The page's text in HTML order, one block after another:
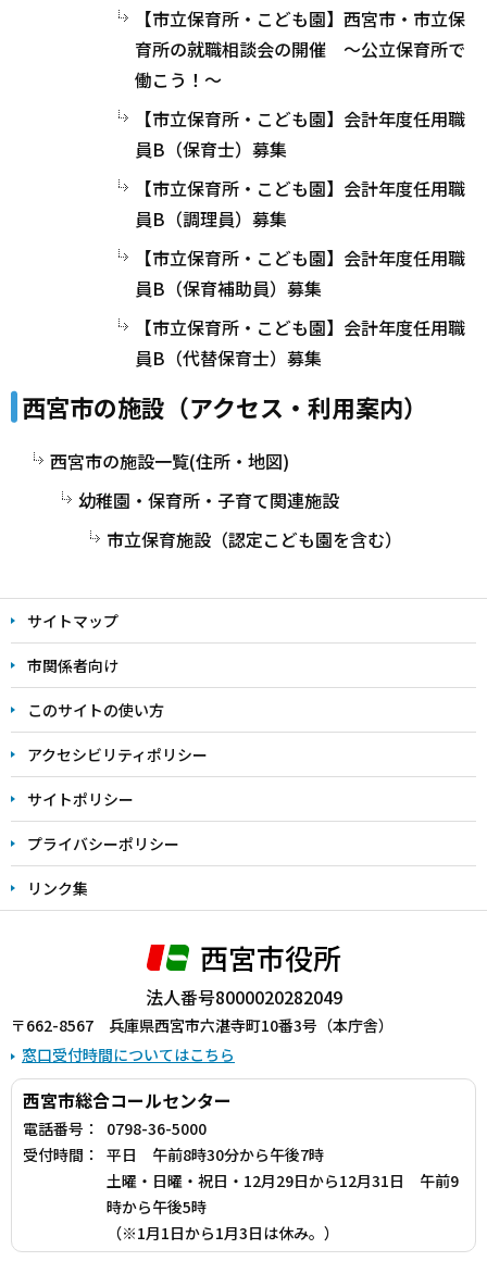
【市立保育所・こども園】西宮市・市立保
育所の就職相談会の開催 ～公立保育所で
働こう！～
【市立保育所・こども園】会計年度任用職
員B（保育士）募集
【市立保育所・こども園】会計年度任用職
員B（調理員）募集
【市立保育所・こども園】会計年度任用職
員B（保育補助員）募集
【市立保育所・こども園】会計年度任用職
員B（代替保育士）募集
西宮市の施設（アクセス・利用案内）
西宮市の施設一覧(住所・地図)
幼稚園・保育所・子育て関連施設
市立保育施設（認定こども園を含む）
サイトマップ
市関係者向け
このサイトの使い方
アクセシビリティポリシー
サイトポリシー
プライバシーポリシー
リンク集
西宮市役所
法人番号8000020282049
〒662-8567 兵庫県西宮市六湛寺町10番3号（本庁舎）
窓口受付時間についてはこちら
西宮市総合コールセンター
電話番号：
0798-36-5000
受付時間：
平日 午前8時30分から午後7時
土曜・日曜・祝日・12月29日から12月31日 午前9
時から午後5時
（※1月1日から1月3日は休み。）